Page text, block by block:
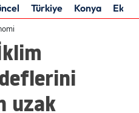
Ankara
Antalya
Türkiye Konya
uzak